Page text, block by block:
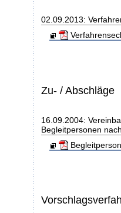
02.09.2013:
Zu- / Abschläge
16.09.2004:
Begleitpersonen